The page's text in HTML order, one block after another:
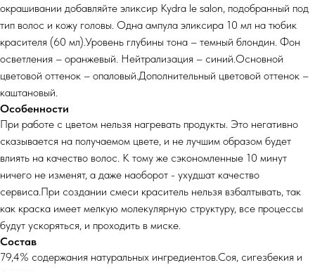
окрашивании добавляйте эликсир Kydra le salon, подобранный под
тип волос и кожу головы. Одна ампула эликсира 10 мл на тюбик
красителя (60 мл).Уровень глубины тона – темный блондин. Фон
осветления – оранжевый. Нейтрализация – синий.Основной
цветовой оттенок – опаловый.Дополнительный цветовой оттенок –
каштановый.
Особенности
При работе с цветом нельзя нагревать продукты. Это негативно
сказывается на получаемом цвете, и не лучшим образом будет
влиять на качество волос. К тому же сэкономленные 10 минут
ничего не изменят, а даже наоборот - ухудшат качество
сервиса.При создании смеси краситель нельзя взбалтывать, так
как краска имеет мелкую молекулярную структуру, все процессы
будут ускоряться, и проходить в миске.
Состав
79,4% содержания натуральных ингредиентов.Соя, сигезбекия и